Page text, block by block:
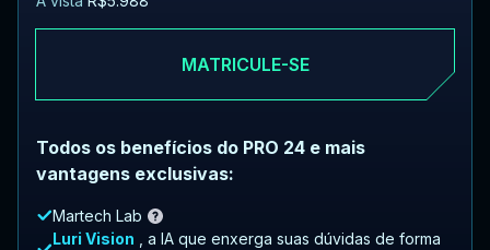
MATRICULE-SE
Todos os benefícios do PRO 24 e mais
vantagens exclusivas:
Martech Lab
Luri Vision
, a IA que enxerga suas dúvidas de forma